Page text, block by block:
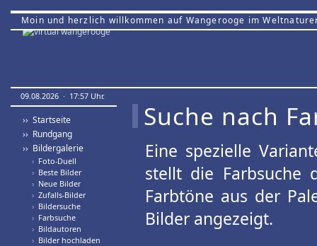
Moin und herzlich willkommen auf Wangerooge im
09.08.2026 · 17:57 Uhr.
›› Startseite
›› Rundgang
›› Bildergalerie
› Foto-Duell
› Beste Bilder
› Neue Bilder
› Zufalls-Bilder
› Bildersuche
› Farbsuche
› Bildautoren
› Bilder hochladen
Suche nach
Eine spezielle
stellt die Farbsuche
Farbtöne aus der
Bilder angezeigt.